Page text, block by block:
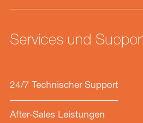
Services und
24/7 Technischer Support
After-Sales Leistungen